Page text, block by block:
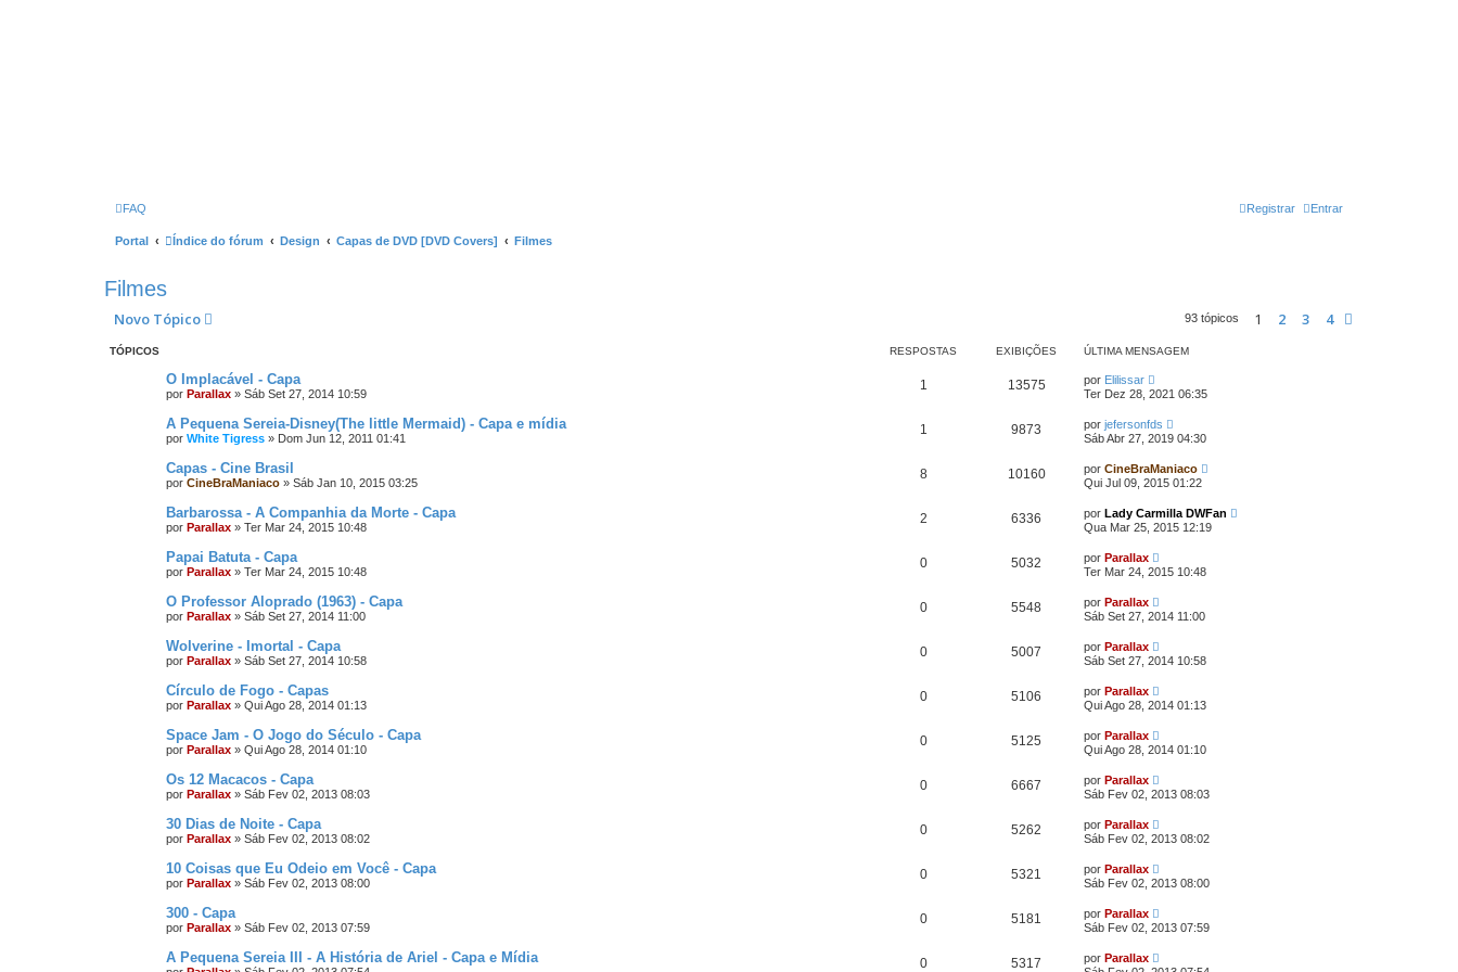
FAQ Entrar
Registrar
Portal Índice do fórum Design Capas de DVD [DVD Covers] Filmes
Filmes
Novo Tópico 93 tópicos 1 2 3 4
TÓPICOS RESPOSTAS EXIBIÇÕES ÚLTIMA MENSAGEM
O Implacável - Capa
por Parallax » Sáb Set 27, 2014 10:59
1 13575 por Elilissar
Ter Dez 28, 2021 06:35
A Pequena Sereia-Disney(The little Mermaid) - Capa e mídia
por White Tigress » Dom Jun 12, 2011 01:41
1 9873 por jefersonfds
Sáb Abr 27, 2019 04:30
Capas - Cine Brasil
por CineBraManiaco » Sáb Jan 10, 2015 03:25
8 10160 por CineBraManiaco
Qui Jul 09, 2015 01:22
Barbarossa - A Companhia da Morte - Capa
por Parallax » Ter Mar 24, 2015 10:48
2 6336 por Lady Carmilla DWFan
Qua Mar 25, 2015 12:19
Papai Batuta - Capa
por Parallax » Ter Mar 24, 2015 10:48
0 5032 por Parallax
Ter Mar 24, 2015 10:48
O Professor Aloprado (1963) - Capa
por Parallax » Sáb Set 27, 2014 11:00
0 5548 por Parallax
Sáb Set 27, 2014 11:00
Wolverine - Imortal - Capa
por Parallax » Sáb Set 27, 2014 10:58
0 5007 por Parallax
Sáb Set 27, 2014 10:58
Círculo de Fogo - Capas
por Parallax » Qui Ago 28, 2014 01:13
0 5106 por Parallax
Qui Ago 28, 2014 01:13
Space Jam - O Jogo do Século - Capa
por Parallax » Qui Ago 28, 2014 01:10
0 5125 por Parallax
Qui Ago 28, 2014 01:10
Os 12 Macacos - Capa
por Parallax » Sáb Fev 02, 2013 08:03
0 6667 por Parallax
Sáb Fev 02, 2013 08:03
30 Dias de Noite - Capa
por Parallax » Sáb Fev 02, 2013 08:02
0 5262 por Parallax
Sáb Fev 02, 2013 08:02
10 Coisas que Eu Odeio em Você - Capa
por Parallax » Sáb Fev 02, 2013 08:00
0 5321 por Parallax
Sáb Fev 02, 2013 08:00
300 - Capa
por Parallax » Sáb Fev 02, 2013 07:59
0 5181 por Parallax
Sáb Fev 02, 2013 07:59
A Pequena Sereia III - A História de Ariel - Capa e Mídia 0 5317 por Parallax